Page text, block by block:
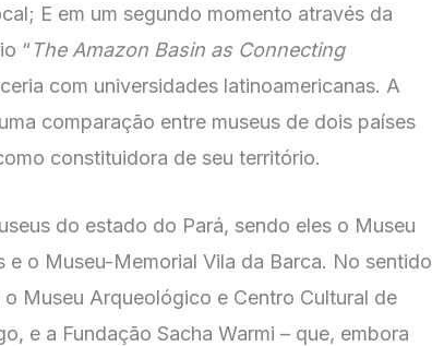
E em um segundo momento através da
“ The Amazon Basin as Connecting
com universidades latinoamericanas. A
comparação entre museus de dois países
constituidora de seu território.
do estado do Pará, sendo eles o Museu
o Museu-Memorial Vila da Barca. No sentido
Museu Arqueológico e Centro Cultural de
e a Fundação Sacha Warmi – que, embora